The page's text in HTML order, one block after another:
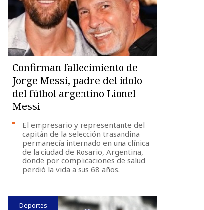
Confirman fallecimiento de
Jorge Messi, padre del ídolo
del fútbol argentino Lionel
Messi
El empresario y representante del
capitán de la selección trasandina
permanecía internado en una clínica
de la ciudad de Rosario, Argentina,
donde por complicaciones de salud
perdió la vida a sus 68 años.
Deportes